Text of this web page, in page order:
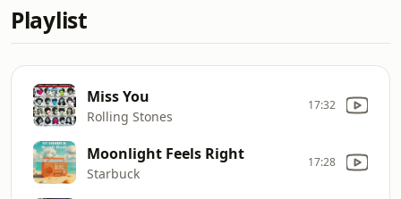
Playlist
Miss You
Rolling Stones
17:32
Moonlight Feels Right
Starbuck
17:28